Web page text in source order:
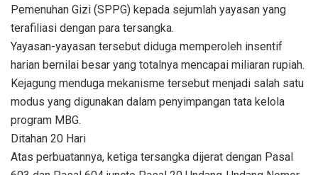
Pemenuhan Gizi (SPPG) kepada sejumlah yayasan yang
terafiliasi dengan para tersangka.
Yayasan-yayasan tersebut diduga memperoleh insentif
harian bernilai besar yang totalnya mencapai miliaran rupiah.
Kejagung menduga mekanisme tersebut menjadi salah satu
modus yang digunakan dalam penyimpangan tata kelola
program MBG.
Ditahan 20 Hari
Atas perbuatannya, ketiga tersangka dijerat dengan Pasal